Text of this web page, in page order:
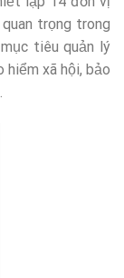
trọng trong
tiêu quản lý
hiểm xã hội, bảo